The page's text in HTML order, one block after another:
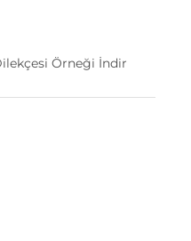
Örneği İndir